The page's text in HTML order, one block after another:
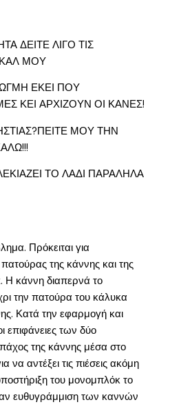
ΔΕΙΤΕ ΛΙΓΟ ΤΙΣ
ΜΟΥ
ΕΚΕΙ ΠΟΥ
ΚΕΙ ΑΡΧΙΖΟΥΝ ΟΙ ΚΑΝΕΣ!
ΜΟΥ ΤΗΝ
ΤΟ ΛΑΔΙ ΠΑΡΑΛΗΛΑ
Πρόκειται για
της κάννης και της
Η κάννη διαπερνά το
την πατούρα του κάλυκα
Κατά την εφαρμογή και
επιφάνειες των δύο
της κάννης μέσα στο
να αντέξει τις πιέσεις ακόμη
του μονομπλόκ το
ευθυγράμμιση των καννών